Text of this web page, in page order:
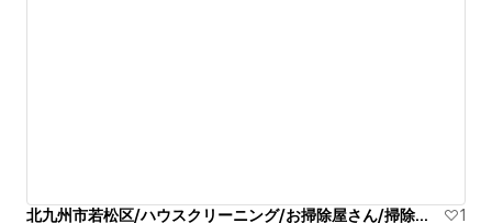
北九州市若松区/ハウスクリーニング/お掃除屋さん/掃除代行業者 1